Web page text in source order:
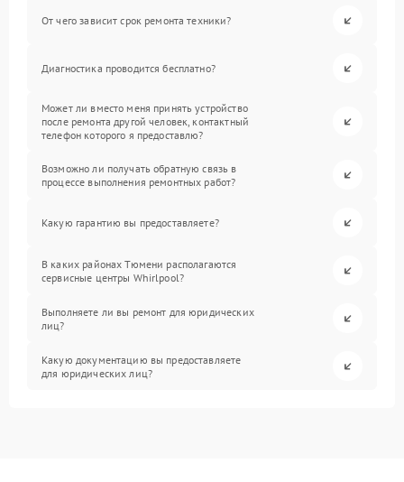
От чего зависит срок ремонта техники?
Диагностика проводится бесплатно?
Может ли вместо меня принять устройство
после ремонта другой человек, контактный
телефон которого я предоставлю?
Возможно ли получать обратную связь в
процессе выполнения ремонтных работ?
Какую гарантию вы предоставляете?
В каких районах Тюмени располагаются
сервисные центры Whirlpool?
Выполняете ли вы ремонт для юридических
лиц?
Какую документацию вы предоставляете
для юридических лиц?